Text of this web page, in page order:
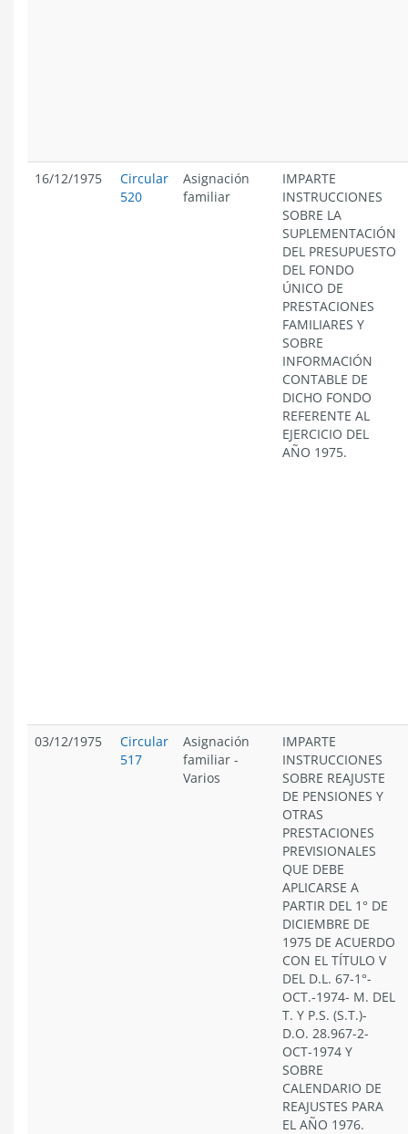
16/12/1975
Circular
520
Asignación
familiar
IMPARTE
INSTRUCCIONES
SOBRE LA
SUPLEMENTACIÓN
DEL PRESUPUESTO
DEL FONDO
ÚNICO DE
PRESTACIONES
FAMILIARES Y
SOBRE
INFORMACIÓN
CONTABLE DE
DICHO FONDO
REFERENTE AL
EJERCICIO DEL
AÑO 1975.
03/12/1975
Circular
517
Asignación
familiar -
Varios
IMPARTE
INSTRUCCIONES
SOBRE REAJUSTE
DE PENSIONES Y
OTRAS
PRESTACIONES
PREVISIONALES
QUE DEBE
APLICARSE A
PARTIR DEL 1° DE
DICIEMBRE DE
1975 DE ACUERDO
CON EL TÍTULO V
DEL D.L. 67-1°-
OCT.-1974- M. DEL
T. Y P.S. (S.T.)-
D.O. 28.967-2-
OCT-1974 Y
SOBRE
CALENDARIO DE
REAJUSTES PARA
EL AÑO 1976.